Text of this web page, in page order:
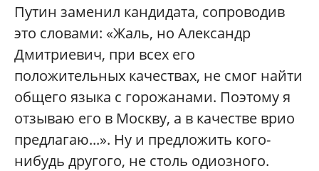
Путин заменил кандидата, сопроводив
это словами: «Жаль, но Александр
Дмитриевич, при всех его
положительных качествах, не смог найти
общего языка с горожанами. Поэтому я
отзываю его в Москву, а в качестве врио
предлагаю...». Ну и предложить кого-
нибудь другого, не столь одиозного.